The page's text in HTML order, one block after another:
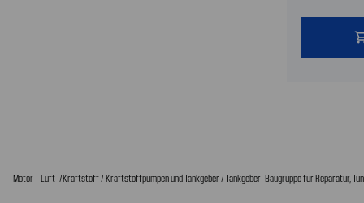
Motor - Luft-/Kraftstoff / Kraftstoffpumpen und Tankgeber / Tankgeber-Baugruppe für Reparatur,